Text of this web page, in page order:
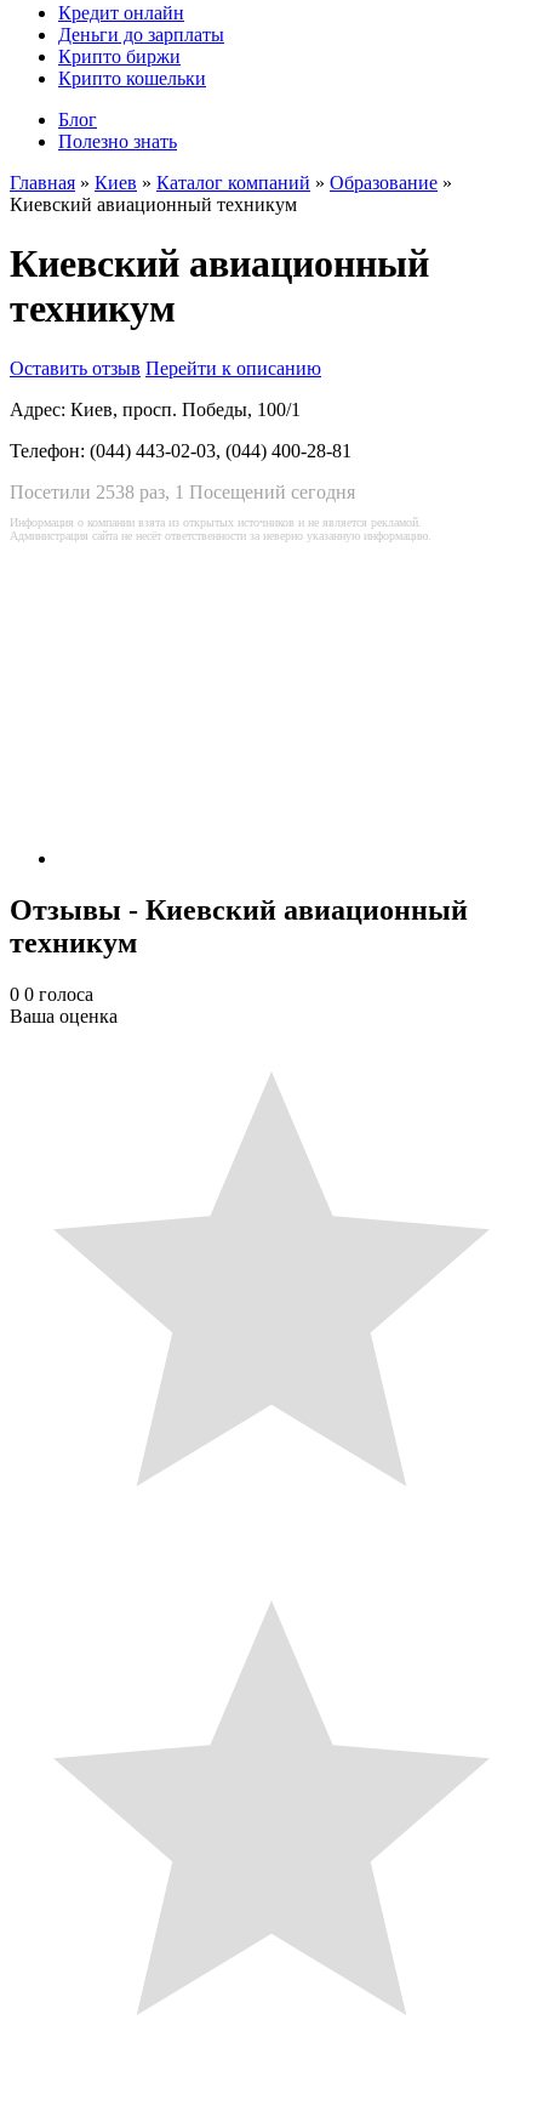
Кредит онлайн
Деньги до зарплаты
Крипто биржи
Крипто кошельки
Блог
Полезно знать
Главная » Киев » Каталог компаний » Образование »
Киевский авиационный техникум
Киевский авиационный
техникум
Оставить отзыв Перейти к описанию
Адрес: Киев, просп. Победы, 100/1
Телефон: (044) 443-02-03, (044) 400-28-81
Посетили 2538 раз, 1 Посещений сегодня
Информация о компании взята из открытых источников и не является рекламой.
Администрация сайта не несёт ответственности за неверно указанную информацию.
Отзывы - Киевский авиационный
техникум
0 0 голоса
Ваша оценка